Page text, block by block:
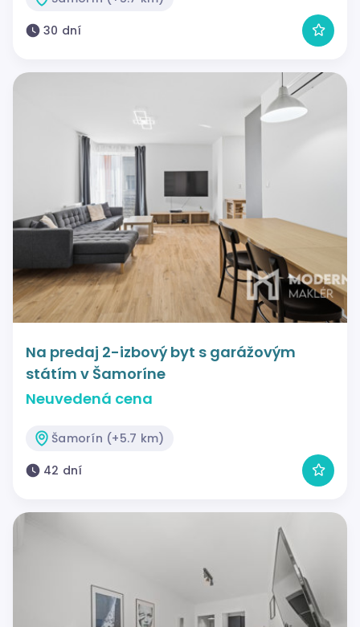
30 dní
Na predaj 2-izbový byt s garážovým
státím v Šamoríne
Neuvedená cena
Šamorín (+5.7 km)
42 dní